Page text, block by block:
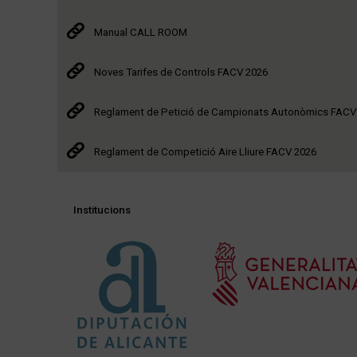
Manual CALL ROOM
Noves Tarifes de Controls FACV 2026
Reglament de Petició de Campionats Autonòmics
Reglament de Competició Aire Lliure FACV 2026
Institucions